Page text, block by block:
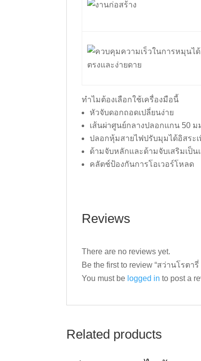
ทำไมต้องเลือกใช้เครื่องมือนี้
หัวจับดอกถอดเปลี่ยนง่าย
เส้นผ่าศูนย์กลางปลอกแกน 50
ปลอกหุ้มสายไฟปรับมุมได้อิสระ
ด้ามจับหลักและด้ามจับเสริมเป็
คลัตช์ป้องกันการโอเวอร์โหลด
Reviews
There are no reviews yet.
Be the first to review “สว่านโรตา
You must be logged in to post a
Related products